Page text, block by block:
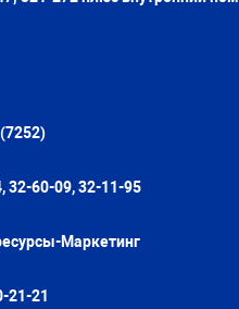
32-60-09, 32-11-95
Маркетинг
21-21